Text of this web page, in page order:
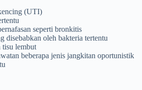
(UTI)
seperti bronkitis
disebabkan oleh bakteria tertentu
tisu lembut
beberapa jenis jangkitan oportunistik